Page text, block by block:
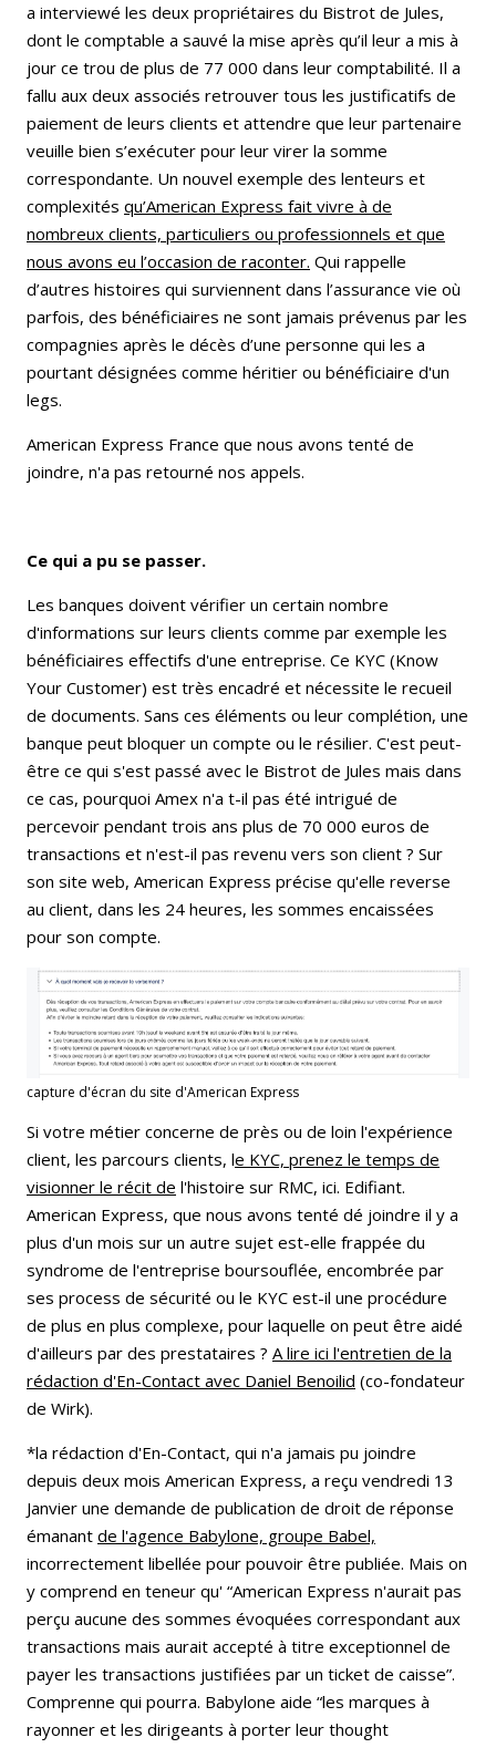
a interviewé les deux propriétaires du Bistrot de Jules,
dont le comptable a sauvé la mise après qu’il leur a mis à
jour ce trou de plus de 77 000 dans leur comptabilité. Il a
fallu aux deux associés retrouver tous les justificatifs de
paiement de leurs clients et attendre que leur partenaire
veuille bien s’exécuter pour leur virer la somme
correspondante. Un nouvel exemple des lenteurs et
complexités qu’American Express fait vivre à de
nombreux clients, particuliers ou professionnels et que
nous avons eu l’occasion de raconter. Qui rappelle
d’autres histoires qui surviennent dans l’assurance vie où
parfois, des bénéficiaires ne sont jamais prévenus par les
compagnies après le décès d’une personne qui les a
pourtant désignées comme héritier ou bénéficiaire d'un
legs.
American Express France que nous avons tenté de
joindre, n'a pas retourné nos appels.
Ce qui a pu se passer.
Les banques doivent vérifier un certain nombre
d'informations sur leurs clients comme par exemple les
bénéficiaires effectifs d'une entreprise. Ce KYC (Know
Your Customer) est très encadré et nécessite le recueil
de documents. Sans ces éléments ou leur complétion, une
banque peut bloquer un compte ou le résilier. C'est peut-
être ce qui s'est passé avec le Bistrot de Jules mais dans
ce cas, pourquoi Amex n'a t-il pas été intrigué de
percevoir pendant trois ans plus de 70 000 euros de
transactions et n'est-il pas revenu vers son client ? Sur
son site web, American Express précise qu'elle reverse
au client, dans les 24 heures, les sommes encaissées
pour son compte.
capture d'écran du site d'American Express
Si votre métier concerne de près ou de loin l'expérience
client, les parcours clients, le KYC, prenez le temps de
visionner le récit de l'histoire sur RMC, ici. Edifiant.
American Express, que nous avons tenté dé joindre il y a
plus d'un mois sur un autre sujet est-elle frappée du
syndrome de l'entreprise boursouflée, encombrée par
ses process de sécurité ou le KYC est-il une procédure
de plus en plus complexe, pour laquelle on peut être aidé
d'ailleurs par des prestataires ? A lire ici l'entretien de la
rédaction d'En-Contact avec Daniel Benoilid (co-fondateur
de Wirk).
*la rédaction d'En-Contact, qui n'a jamais pu joindre
depuis deux mois American Express, a reçu vendredi 13
Janvier une demande de publication de droit de réponse
émanant de l'agence Babylone, groupe Babel,
incorrectement libellée pour pouvoir être publiée. Mais on
y comprend en teneur qu' “American Express n'aurait pas
perçu aucune des sommes évoquées correspondant aux
transactions mais aurait accepté à titre exceptionnel de
payer les transactions justifiées par un ticket de caisse”.
Comprenne qui pourra. Babylone aide “les marques à
rayonner et les dirigeants à porter leur thought